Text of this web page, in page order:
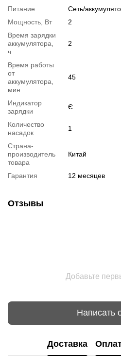
Питание
Сеть/
Мощность, Вт
2
Время зарядки
аккумулятора,
ч
2
Время работы
от
аккумулятора,
мин
45
Индикатор
зарядки
Є
Количество
насадок
1
Страна-
производитель
товара
Китай
Гарантия 12 месяцев
Отзывы
Добавьте
Написать
Доставка